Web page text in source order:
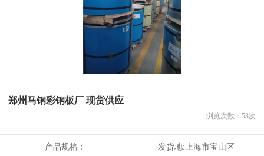
郑州马钢彩钢板厂 现货供应
浏览次数： 53次
产品规格： 发货地: 上海市宝山区